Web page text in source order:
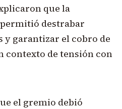
que la
destrabar
garantizar el cobro de
contexto de tensión con
el gremio debió